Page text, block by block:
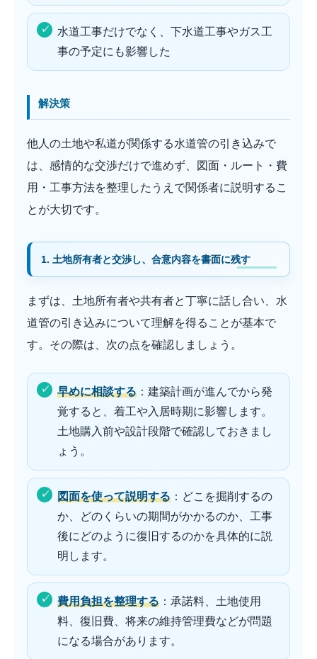
水道工事だけでなく、下水道工事やガス工
事の予定にも影響した
解決策
他人の土地や私道が関係する水道管の引き込みで
は、感情的な交渉だけで進めず、図面・ルート・費
用・工事方法を整理したうえで関係者に説明するこ
とが大切です。
1. 土地所有者と交渉し、合意内容を書面に残す
まずは、土地所有者や共有者と丁寧に話し合い、水
道管の引き込みについて理解を得ることが基本で
す。その際は、次の点を確認しましょう。
早めに相談する ：建築計画が進んでから発
覚すると、着工や入居時期に影響します。
土地購入前や設計段階で確認しておきまし
ょう。
図面を使って説明する ：どこを掘削するの
か、どのくらいの期間がかかるのか、工事
後にどのように復旧するのかを具体的に説
明します。
費用負担を整理する ：承諾料、土地使用
料、復旧費、将来の維持管理費などが問題
になる場合があります。